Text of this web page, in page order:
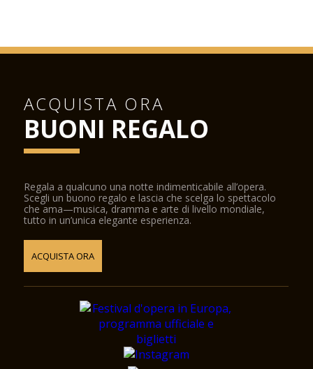
ACQUISTA ORA
BUONI REGALO
Regala a qualcuno una notte indimenticabile all’opera.
Scegli un buono regalo e lascia che scelga lo spettacolo
che ama—musica, dramma e arte di livello mondiale,
tutto in un’unica elegante esperienza.
ACQUISTA ORA